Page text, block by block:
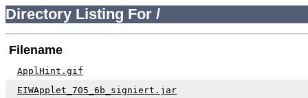
Directory Listing For /
Filename
ApplHint.gif
EIWApplet_705_6b_signiert.jar